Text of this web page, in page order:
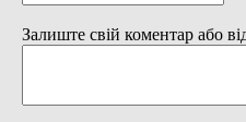
Залиште свій коментар або